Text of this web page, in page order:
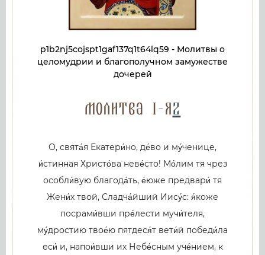
p1b2nj5cojspt1gaf137q1t64lq59 - Молитвы о
целомудрии и благополучном замужестве
дочерей
Молитва 1-я2
О, свята́я Екатери́но, де́во и му́ченице,
и́стинная Христо́ва неве́сто! Мо́лим тя чрез
особли́вую благода́ть, е́юже предвари́ тя
Жени́х твой, Сладча́йший Иису́с: я́коже
посрами́вши пре́лести мучи́теля,
му́дростию твое́ю пятдеся́т вети́й победи́ла
еси́ и, напои́вши их Небе́сным уче́нием, к